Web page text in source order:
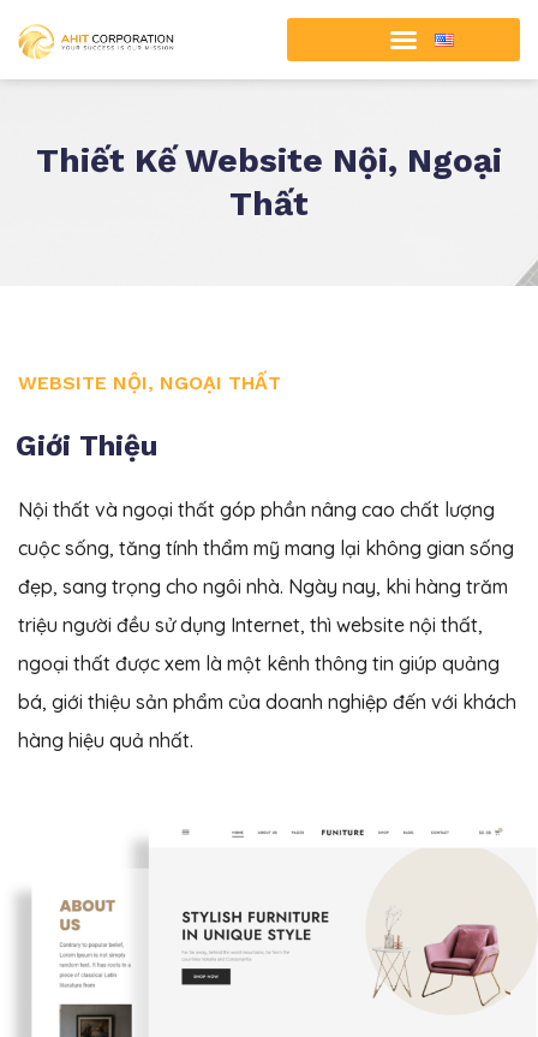
Thiết Kế Website Nội, Ngoại
Thất
WEBSITE NỘI, NGOẠI THẤT
Giới Thiệu
Nội thất và ngoại thất góp phần nâng cao chất lượng
cuộc sống, tăng tính thẩm mỹ mang lại không gian sống
đẹp, sang trọng cho ngôi nhà. Ngày nay, khi hàng trăm
triệu người đều sử dụng Internet, thì website nội thất,
ngoại thất được xem là một kênh thông tin giúp quảng
bá, giới thiệu sản phẩm của doanh nghiệp đến với khách
hàng hiệu quả nhất.